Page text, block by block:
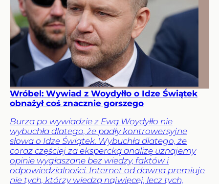
Wróbel: Wywiad z Woydyłło o Idze Świątek
obnażył coś znacznie gorszego
Burza po wywiadzie z Ewą Woydyłło nie
wybuchła dlatego, że padły kontrowersyjne
słowa o Idze Świątek. Wybuchła dlatego, że
coraz częściej za ekspercką analizę uznajemy
opinie wygłaszane bez wiedzy, faktów i
odpowiedzialności. Internet od dawna premiuje
nie tych, którzy wiedzą najwięcej, lecz tych,